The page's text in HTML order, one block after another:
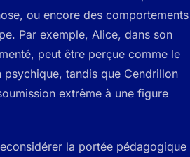
ou encore des comportements
Par exemple, Alice, dans son
peut être perçue comme le
psychique, tandis que Cendrillon
extrême à une figure
la portée pédagogique